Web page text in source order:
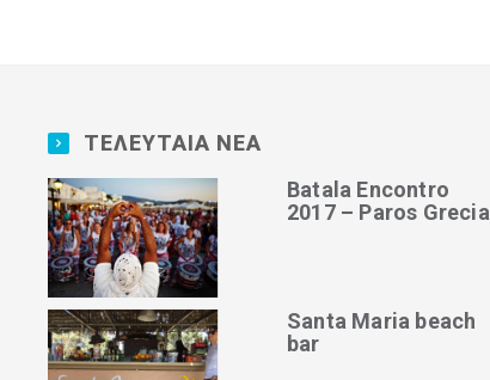
ΤΕΛΕΥΤΑΙΑ ΝΕΑ
Batala Encontro
2017 – Paros Grecia
Santa Maria beach
bar